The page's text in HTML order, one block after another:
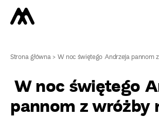
Strona główna>W noc świętego Andrzeja pannom
W noc świętego
pannom z wróżby